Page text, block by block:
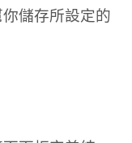
儲存所設定的